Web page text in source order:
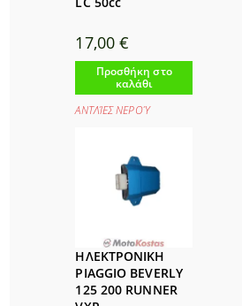
17,00€
Προσθήκη στο
καλάθι
ΑΝΤΛΊΕΣ ΝΕΡΟΎ
ΗΛΕΚΤΡΟΝΙΚΗ
PIAGGIO BEVERLY
125 200 RUNNER